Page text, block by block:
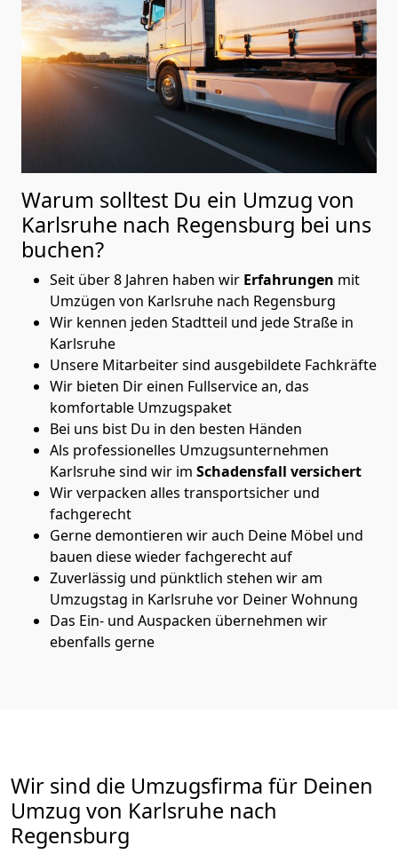
Warum solltest Du ein Umzug von
Karlsruhe nach Regensburg bei uns
buchen?
Seit über 8 Jahren haben wir Erfahrungen mit
Umzügen von Karlsruhe nach Regensburg
Wir kennen jeden Stadtteil und jede Straße in
Karlsruhe
Unsere Mitarbeiter sind ausgebildete Fachkräfte
Wir bieten Dir einen Fullservice an, das
komfortable Umzugspaket
Bei uns bist Du in den besten Händen
Als professionelles Umzugsunternehmen
Karlsruhe sind wir im Schadensfall versichert
Wir verpacken alles transportsicher und
fachgerecht
Gerne demontieren wir auch Deine Möbel und
bauen diese wieder fachgerecht auf
Zuverlässig und pünktlich stehen wir am
Umzugstag in Karlsruhe vor Deiner Wohnung
Das Ein- und Auspacken übernehmen wir
ebenfalls gerne
Wir sind die Umzugsfirma für Deinen
Umzug von Karlsruhe nach
Regensburg